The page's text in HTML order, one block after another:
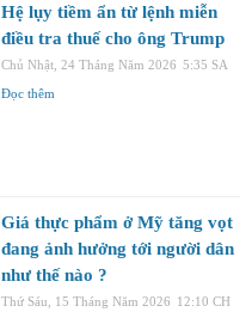
Hệ lụy tiềm ẩn từ lệnh miễn
điều tra thuế cho ông Trump
Chủ Nhật, 24 Tháng Năm 2026 5:35 SA
Đọc thêm
Giá thực phẩm ở Mỹ tăng vọt
đang ảnh hưởng tới người dân
như thế nào ?
Thứ Sáu, 15 Tháng Năm 2026 12:10 CH